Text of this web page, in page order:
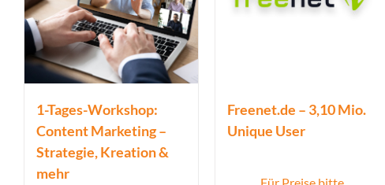
1-Tages-Workshop:
Content Marketing –
Strategie, Kreation &
mehr
Freenet.de – 3,10 Mio.
Unique User
Für Preise bitte